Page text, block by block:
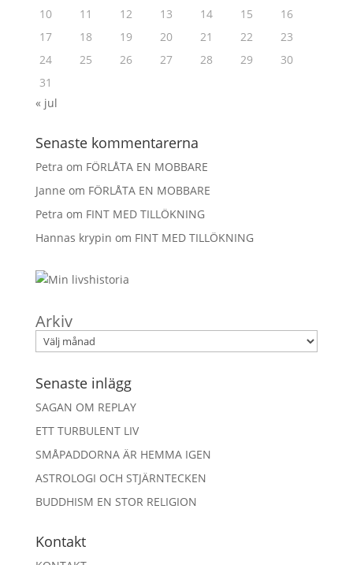
10
11 12 13 14 15
16
17
18 19 20 21 22
23
24
25 26 27 28 29
30
31
« jul
Senaste kommentarerna
Petra om FÖRLÅTA EN MOBBARE
Janne om FÖRLÅTA EN MOBBARE
Petra om FINT MED TILLÖKNING
Hannas krypin om FINT MED TILLÖKNING
Arkiv
Senaste inlägg
SAGAN OM REPLAY
ETT TURBULENT LIV
SMÅPADDORNA ÄR HEMMA IGEN
ASTROLOGI OCH STJÄRNTECKEN
BUDDHISM EN STOR RELIGION
Kontakt